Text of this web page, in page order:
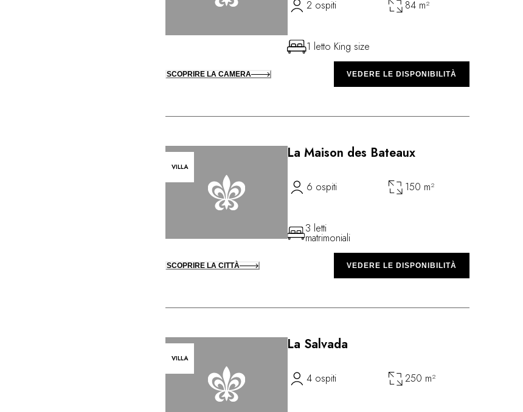
2 ospiti 84 m²
1 letto King size
SCOPRIRE LA CAMERA VEDERE LE DISPONIBILITÀ
VILLA
La Maison des Bateaux
6 ospiti 150 m²
3 letti
matrimoniali
SCOPRIRE LA CITTÀ VEDERE LE DISPONIBILITÀ
VILLA
La Salvada
4 ospiti 250 m²